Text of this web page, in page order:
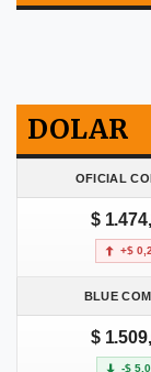
DOLAR
OFICIAL
$
+$
BLUE
$
-$